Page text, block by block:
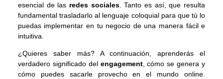
esencial de las redes sociales. Tanto es así, que resulta
fundamental trasladarlo al lenguaje coloquial para que tú lo
puedas implementar en tu negocio de una manera fácil e
intuitiva.
¿Quieres saber más? A continuación, aprenderás el
verdadero significado del engagement, cómo se genera y
cómo puedes sacarle provecho en el mundo online.